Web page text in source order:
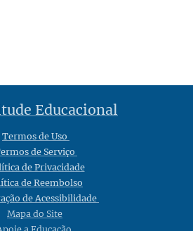
Educacional
Termos de Uso
de Serviço
de Privacidade
de Reembolso
de Acessibilidade
Mapa do Site